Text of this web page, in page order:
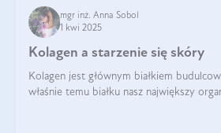
mgr inż. Anna Sobol
1 kwi 2025
Kolagen a starzenie się skóry
Kolagen jest głównym białkiem
właśnie temu białku nasz największy